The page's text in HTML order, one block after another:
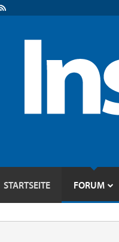
STARTSEITE FORUM